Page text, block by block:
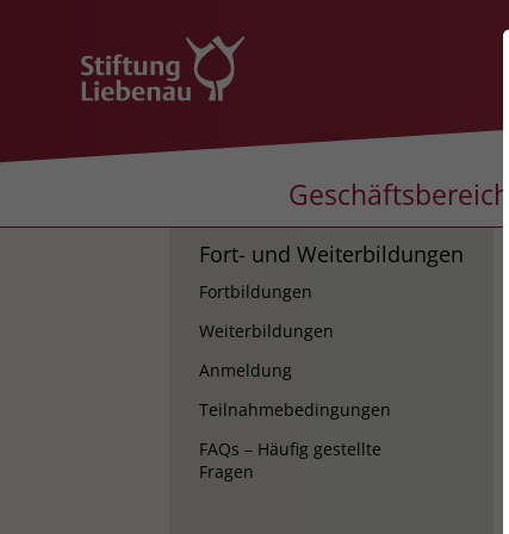
Geschäftsbereiche
Fort- und Weiterbildungen
Fortbildungen
Weiterbildungen
Anmeldung
Teilnahmebedingungen
FAQs – Häufig gestellte
Fragen